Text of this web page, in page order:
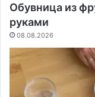
Обувница из
руками
08.08.2026